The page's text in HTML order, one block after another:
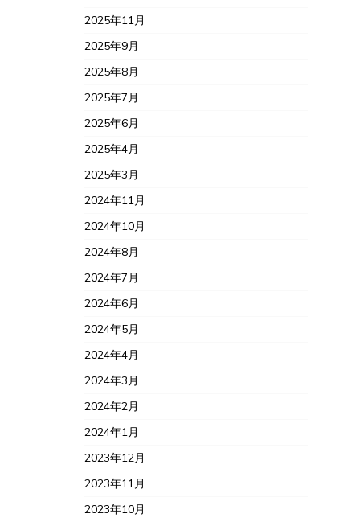
2025年11月
2025年9月
2025年8月
2025年7月
2025年6月
2025年4月
2025年3月
2024年11月
2024年10月
2024年8月
2024年7月
2024年6月
2024年5月
2024年4月
2024年3月
2024年2月
2024年1月
2023年12月
2023年11月
2023年10月